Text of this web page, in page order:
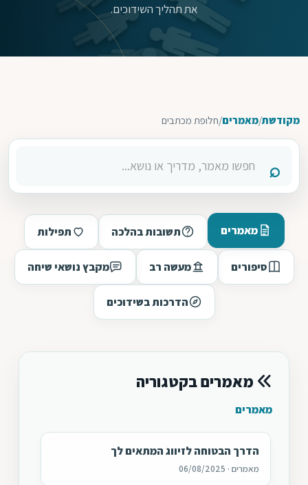
את תהליך השידוכים.
מקודשת/מאמרים/חלופת מכתבים
מאמרים תשובות בהלכה תפילות
סיפורים מעשה רב מקבץ נושאי שיחה
הדרכות בשידוכים
מאמרים בקטגוריה
מאמרים
הדרך הבטוחה לזיווג המתאים לך
מאמרים · 06/08/2025